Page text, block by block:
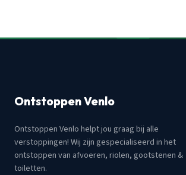
Ontstoppen Venlo
Ontstoppen Venlo helpt jou graag bij alle
verstoppingen! Wij zijn gespecialiseerd in het
ontstoppen van afvoeren, riolen, gootstenen &
toiletten.